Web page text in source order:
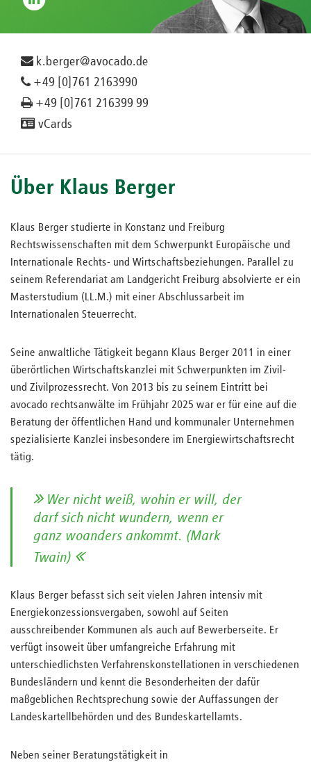
k.berger@avocado.de
+49 [0]761 2163990
+49 [0]761 216399 99
vCards
Über Klaus Berger
Klaus Berger studierte in Konstanz und Freiburg
Rechtswissenschaften mit dem Schwerpunkt Europäische und
Internationale Rechts- und Wirtschaftsbeziehungen. Parallel zu
seinem Referendariat am Landgericht Freiburg absolvierte er ein
Masterstudium (LL.M.) mit einer Abschlussarbeit im
Internationalen Steuerrecht.
Seine anwaltliche Tätigkeit begann Klaus Berger 2011 in einer
überörtlichen Wirtschaftskanzlei mit Schwerpunkten im Zivil-
und Zivilprozessrecht. Von 2013 bis zu seinem Eintritt bei
avocado rechtsanwälte im Frühjahr 2025 war er für eine auf die
Beratung der öffentlichen Hand und kommunaler Unternehmen
spezialisierte Kanzlei insbesondere im Energiewirtschaftsrecht
tätig.
Wer nicht weiß, wohin er will, der
darf sich nicht wundern, wenn er
ganz woanders ankommt. (Mark
Twain)
Klaus Berger befasst sich seit vielen Jahren intensiv mit
Energiekonzessionsvergaben, sowohl auf Seiten
ausschreibender Kommunen als auch auf Bewerberseite. Er
verfügt insoweit über umfangreiche Erfahrung mit
unterschiedlichsten Verfahrenskonstellationen in verschiedenen
Bundesländern und kennt die Besonderheiten der dafür
maßgeblichen Rechtsprechung sowie der Auffassungen der
Landeskartellbehörden und des Bundeskartellamts.
Neben seiner Beratungstätigkeit in